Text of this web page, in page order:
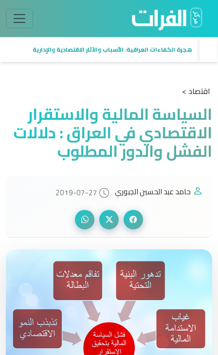
هجرة الكفاءات العراقية: الأسباب والآثار الاقتصادية والإدارية
اقتصاد >
السياسة المالية والاستقرار
الاقتصادي في العراق : دلالات
الفشل والدور المطلوب
حامد عبد الحسين الجبوري 2019-07-27